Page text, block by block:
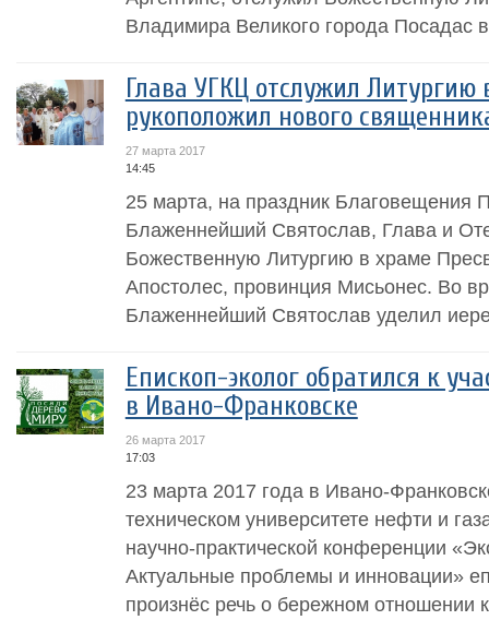
Владимира Великого города Посадас
Глава УГКЦ отслужил Литургию
рукоположил нового
27 марта 2017
14:45
25 марта, на праздник Благовещения
Блаженнейший Святослав, Глава и
Божественную Литургию в храме
Апостолес, провинция Мисьонес. Во
Блаженнейший Святослав уделил
Епископ-эколог обратился к
в Ивано-Франковске
26 марта 2017
17:03
23 марта 2017 года в Ивано-
техническом университете нефти и
научно-практической конференции
Актуальные проблемы и инновации»
произнёс речь о бережном